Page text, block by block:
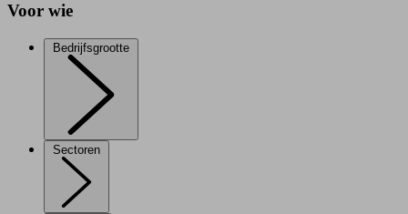
Voor wie
Bedrijfsgrootte
Sectoren